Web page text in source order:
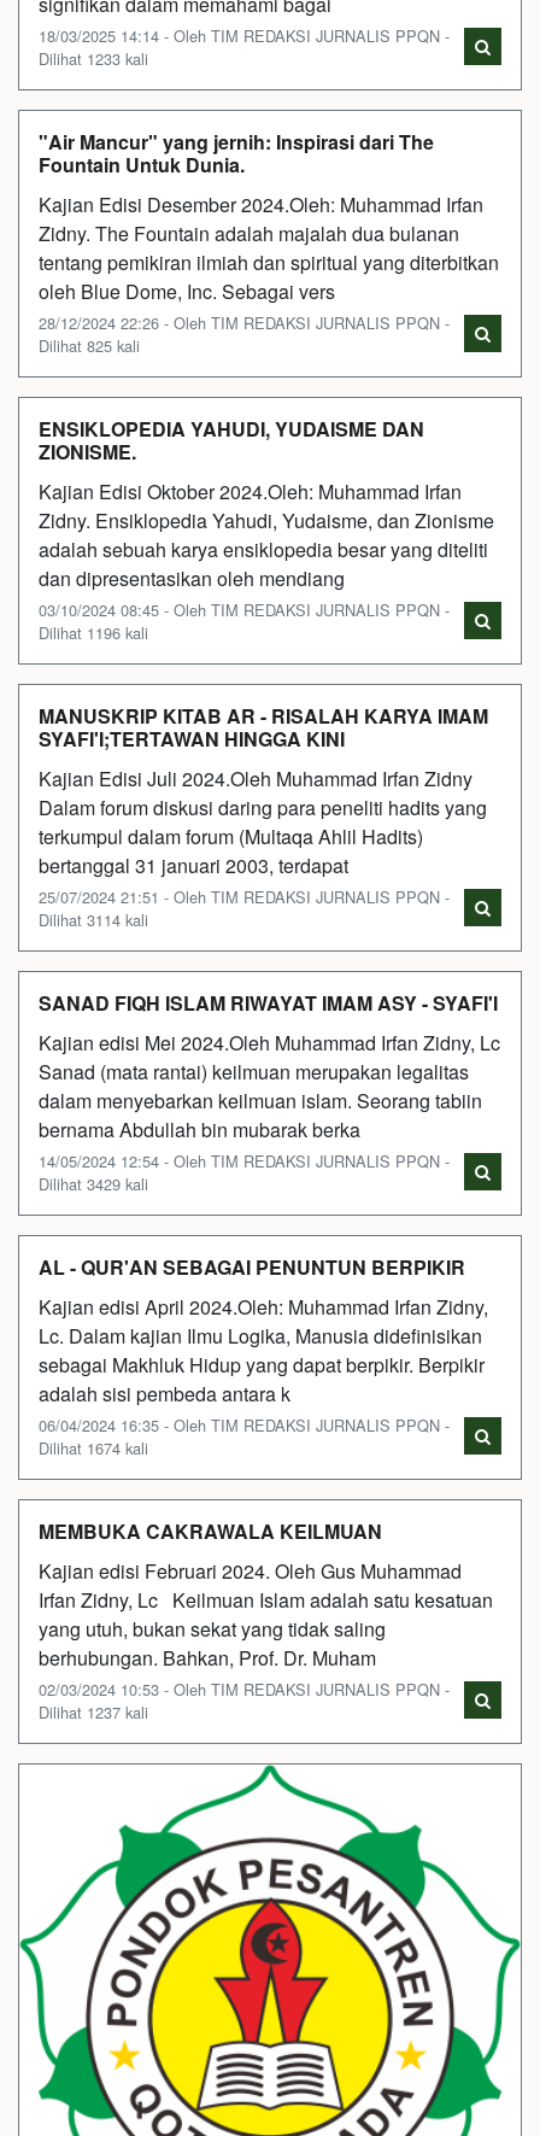
18/03/2025 14:14 - Oleh TIM REDAKSI JURNALIS PPQN -
Dilihat 1233 kali
"Air Mancur" yang jernih: Inspirasi dari The
Fountain Untuk Dunia.
Kajian Edisi Desember 2024.Oleh: Muhammad Irfan
Zidny. The Fountain adalah majalah dua bulanan
tentang pemikiran ilmiah dan spiritual yang diterbitkan
oleh Blue Dome, Inc. Sebagai vers
28/12/2024 22:26 - Oleh TIM REDAKSI JURNALIS PPQN -
Dilihat 825 kali
ENSIKLOPEDIA YAHUDI, YUDAISME DAN
ZIONISME.
Kajian Edisi Oktober 2024.Oleh: Muhammad Irfan
Zidny. Ensiklopedia Yahudi, Yudaisme, dan Zionisme
adalah sebuah karya ensiklopedia besar yang diteliti
dan dipresentasikan oleh mendiang
03/10/2024 08:45 - Oleh TIM REDAKSI JURNALIS PPQN -
Dilihat 1196 kali
MANUSKRIP KITAB AR - RISALAH KARYA IMAM
SYAFI'I;TERTAWAN HINGGA KINI
Kajian Edisi Juli 2024.Oleh Muhammad Irfan Zidny
Dalam forum diskusi daring para peneliti hadits yang
terkumpul dalam forum (Multaqa Ahlil Hadits)
bertanggal 31 januari 2003, terdapat
25/07/2024 21:51 - Oleh TIM REDAKSI JURNALIS PPQN -
Dilihat 3114 kali
SANAD FIQH ISLAM RIWAYAT IMAM ASY - SYAFI'I
Kajian edisi Mei 2024.Oleh Muhammad Irfan Zidny, Lc
Sanad (mata rantai) keilmuan merupakan legalitas
dalam menyebarkan keilmuan islam. Seorang tabiin
bernama Abdullah bin mubarak berka
14/05/2024 12:54 - Oleh TIM REDAKSI JURNALIS PPQN -
Dilihat 3429 kali
AL - QUR'AN SEBAGAI PENUNTUN BERPIKIR
Kajian edisi April 2024.Oleh: Muhammad Irfan Zidny,
Lc. Dalam kajian Ilmu Logika, Manusia didefinisikan
sebagai Makhluk Hidup yang dapat berpikir. Berpikir
adalah sisi pembeda antara k
06/04/2024 16:35 - Oleh TIM REDAKSI JURNALIS PPQN -
Dilihat 1674 kali
MEMBUKA CAKRAWALA KEILMUAN
Kajian edisi Februari 2024. Oleh Gus Muhammad
Irfan Zidny, Lc Keilmuan Islam adalah satu kesatuan
yang utuh, bukan sekat yang tidak saling
berhubungan. Bahkan, Prof. Dr. Muham
02/03/2024 10:53 - Oleh TIM REDAKSI JURNALIS PPQN -
Dilihat 1237 kali